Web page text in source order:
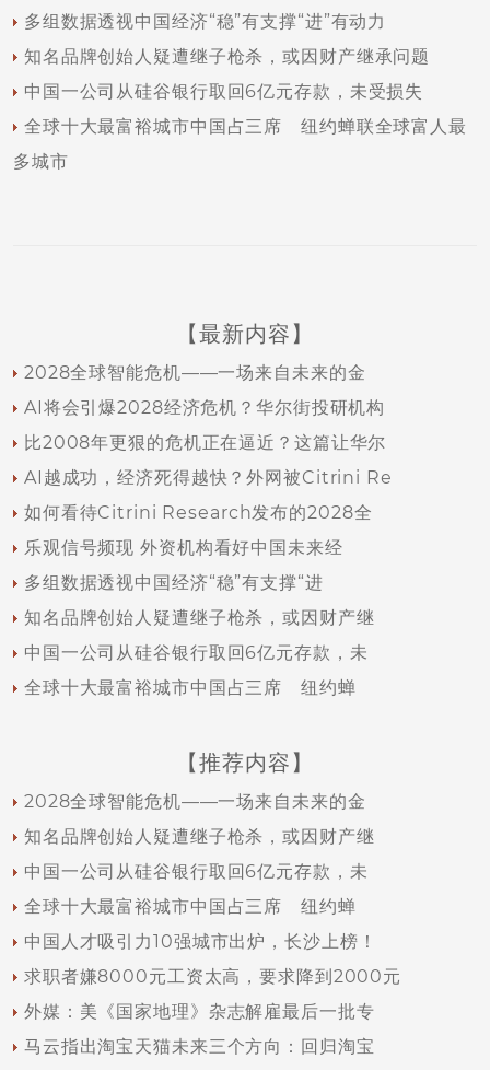
多组数据透视中国经济“稳”有支撑“进”有动力
知名品牌创始人疑遭继子枪杀，或因财产继承问题
中国一公司从硅谷银行取回6亿元存款，未受损失
全球十大最富裕城市中国占三席 纽约蝉联全球富人最
多城市
【最新内容】
2028全球智能危机——一场来自未来的金
AI将会引爆2028经济危机？华尔街投研机构
比2008年更狠的危机正在逼近？这篇让华尔
AI越成功，经济死得越快？外网被Citrini Re
如何看待Citrini Research发布的2028全
乐观信号频现 外资机构看好中国未来经
多组数据透视中国经济“稳”有支撑“进
知名品牌创始人疑遭继子枪杀，或因财产继
中国一公司从硅谷银行取回6亿元存款，未
全球十大最富裕城市中国占三席 纽约蝉
【推荐内容】
2028全球智能危机——一场来自未来的金
知名品牌创始人疑遭继子枪杀，或因财产继
中国一公司从硅谷银行取回6亿元存款，未
全球十大最富裕城市中国占三席 纽约蝉
中国人才吸引力10强城市出炉，长沙上榜！
求职者嫌8000元工资太高，要求降到2000元
外媒：美《国家地理》杂志解雇最后一批专
马云指出淘宝天猫未来三个方向：回归淘宝